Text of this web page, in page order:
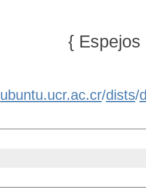
{ Espejos
ubuntu.ucr.ac.cr/dists/